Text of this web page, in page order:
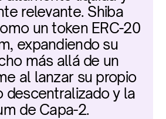
relevante. Shiba
un token ERC-20
expandiendo su
más allá de un
al lanzar su propio
descentralizado y la
de Capa-2.